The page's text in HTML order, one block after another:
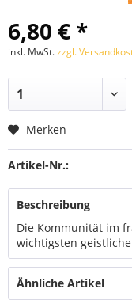
6,80 € *
inkl. MwSt.zzgl.
Merken
Artikel-Nr.:
Beschreibung
Die Kommunität im
wichtigsten
Ähnliche Artikel